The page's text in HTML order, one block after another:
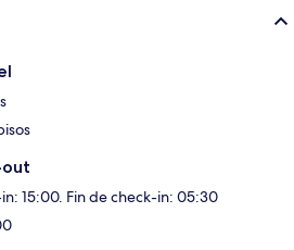
15:00. Fin de check-in: 05:30